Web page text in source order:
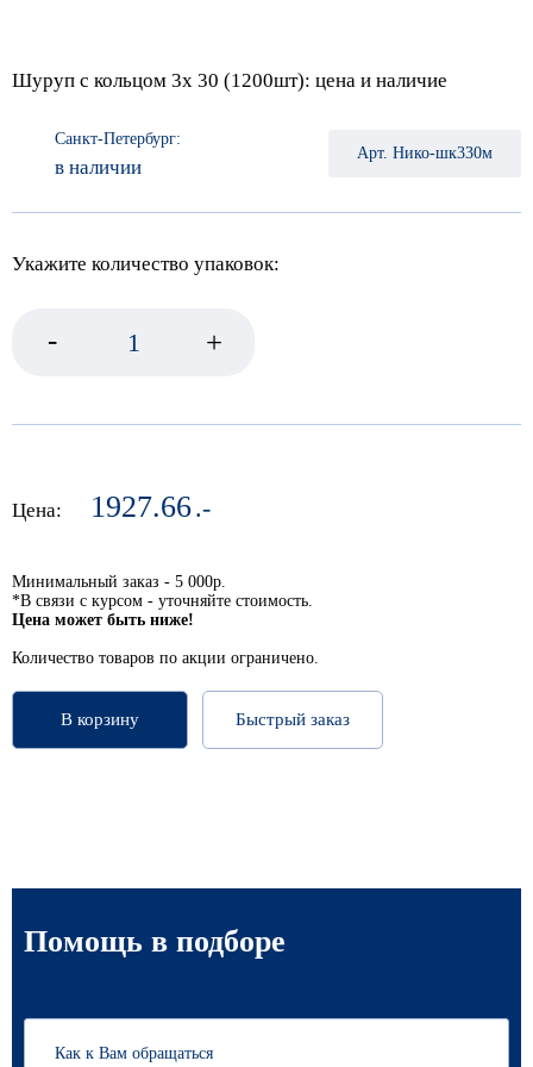
Шуруп с кольцом 3х 30 (1200шт): цена и наличие
Санкт-Петербург:
в наличии
Арт. Нико-шк330м
Укажите количество упаковок:
- +
Цена: 1927.66.-
Минимальный заказ - 5 000р.
*В связи с курсом - уточняйте стоимость.
Цена может быть ниже!
Количество товаров по акции ограничено.
В корзину Быстрый заказ
Помощь в подборе